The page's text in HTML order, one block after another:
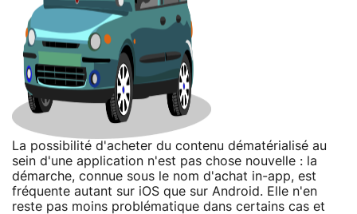
La possibilité d'acheter du contenu dématérialisé au
sein d'une application n'est pas chose nouvelle : la
démarche, connue sous le nom d'achat in-app, est
fréquente autant sur iOS que sur Android. Elle n'en
reste pas moins problématique dans certains cas et